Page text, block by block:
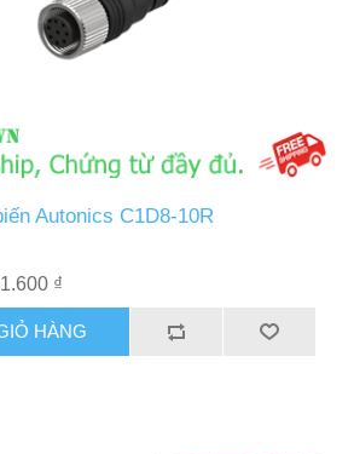
Autonics C1D8-10R
₫
HÀNG